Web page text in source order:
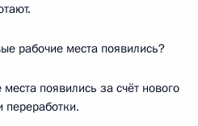
рабочие места появились?
появились за счёт нового
переработки.